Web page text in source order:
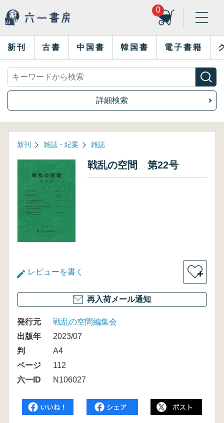
0
新刊 古書 中国書 韓国書 電子書籍
詳細検索
新刊 雑誌・紀要 雑誌
戦乱の空間 第22号
レビューを書く ＋
再入荷メール通知
発行元
戦乱の空間編集会
出版年
2023/07
判
A4
ページ
112
六一ID
N106027